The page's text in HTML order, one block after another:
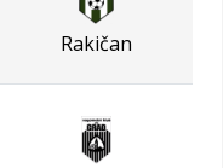
Rakičan